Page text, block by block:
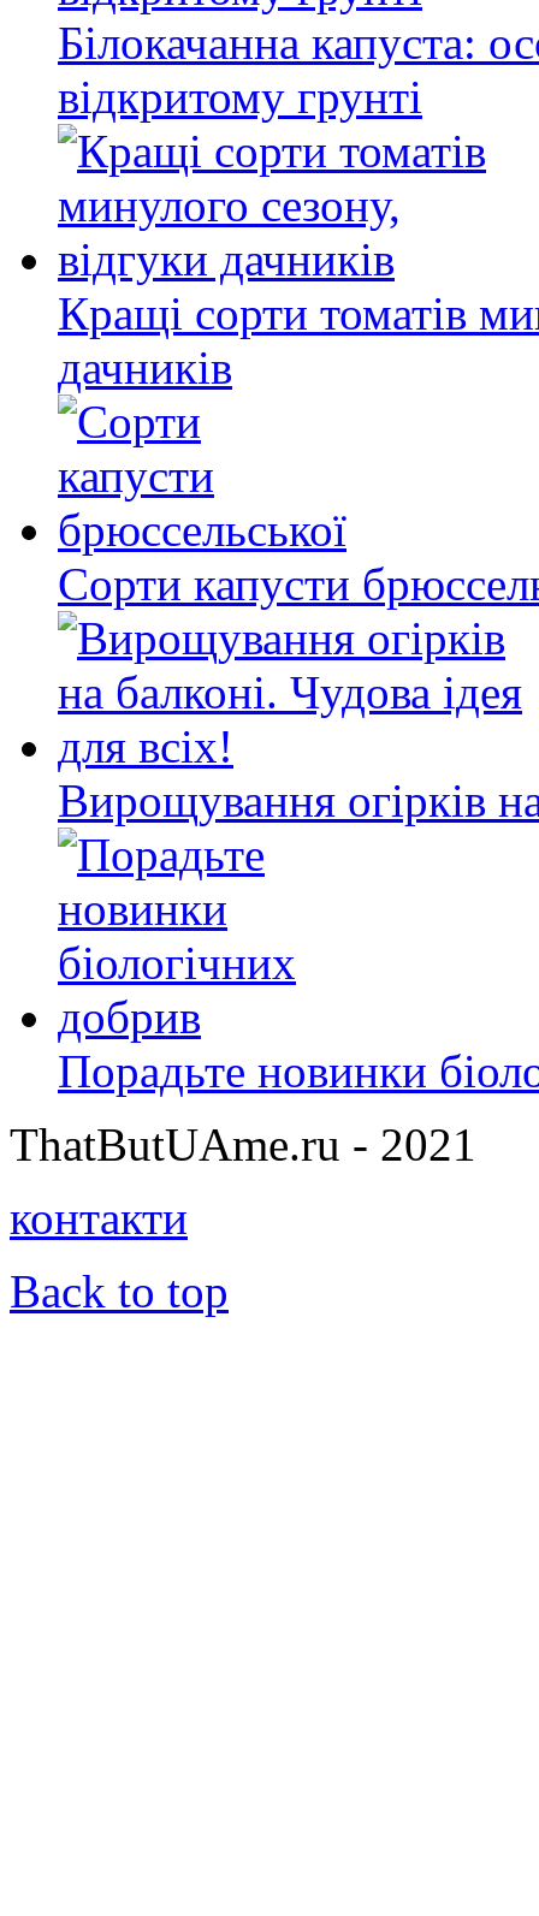
Білокачанна капуста:
відкритому грунті
Кращі сорти томатів
дачників
Сорти капусти
Вирощування огірків
Порадьте новинки
ThatButUAme.ru - 2021
контакти
Back to top